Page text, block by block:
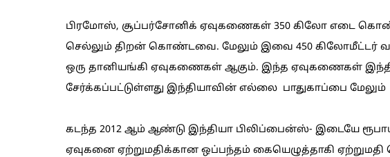
பிரமோஸ், சூப்பர்சோனிக் ஏவுகணைகள் 350 கிலோ எடை
செல்லும் திறன் கொண்டவை. மேலும் இவை 450 கிலோமீட்டர்
ஒரு தானியங்கி ஏவுகணைகள் ஆகும். இந்த ஏவுகணைகள்
சேர்க்கப்பட்டுள்ளது இந்தியாவின் எல்லை பாதுகாப்பை மேலும்
கடந்த 2012 ஆம் ஆண்டு இந்தியா பிலிப்பைன்ஸ்- இடையே
ஏவுகனை ஏற்றுமதிக்கான ஒப்பந்தம் கையெழுத்தாகி ஏற்றுமதி